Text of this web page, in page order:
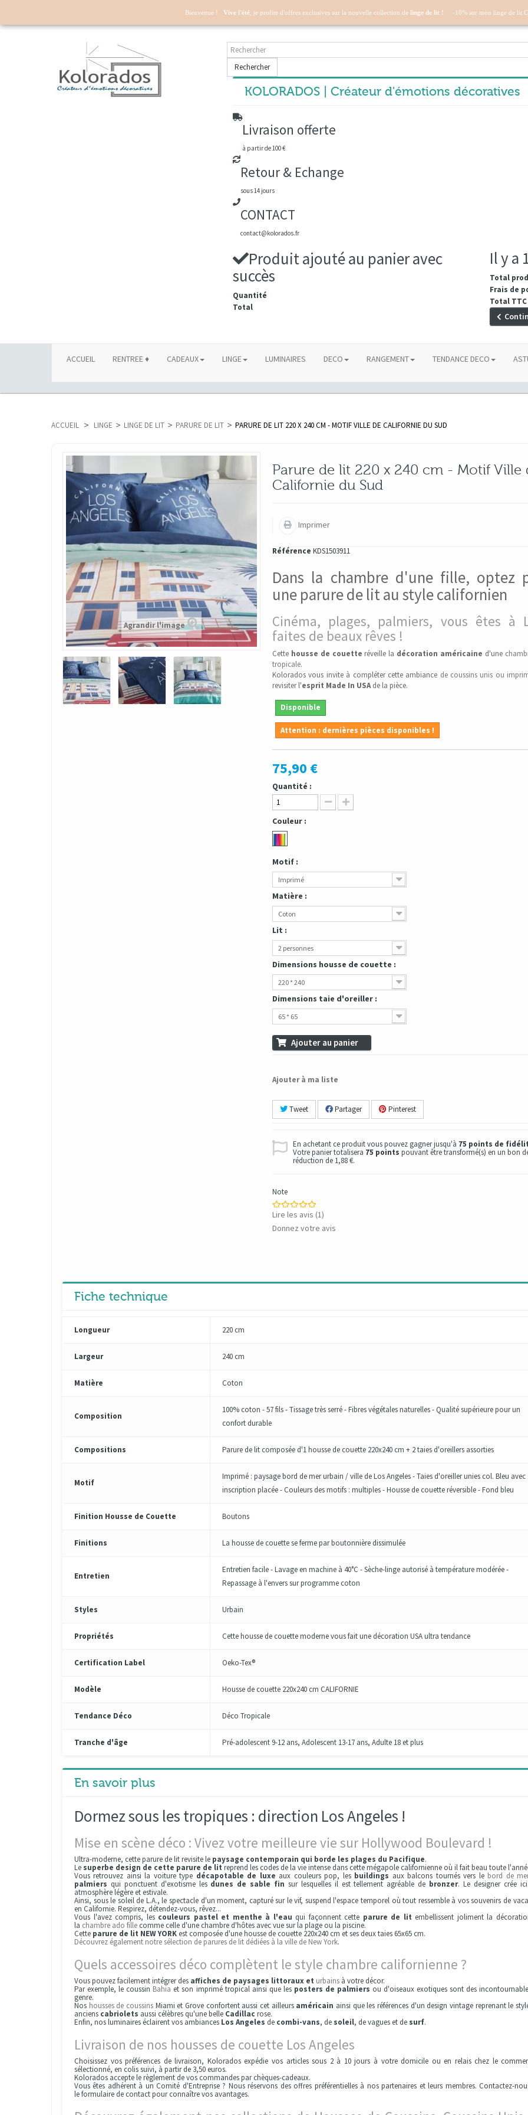
Rechercher
KOLORADOS | Créateur d'émotions décoratives
Livraison offerte
à partir de 100 €
Retour & Echange
sous 14 jours
CONTACT
contact@kolorados.fr
Produit ajouté au panier avec
succès
Quantité
Total
Il y a
Total
Frais de
Total TTC
ACCUEIL RENTREE ♦ CADEAUX LINGE LUMINAIRES DECO RANGEMENT TENDANCE DECO
ACCUEIL > LINGE > LINGE DE LIT > PARURE DE LIT > PARURE DE LIT 220 X 240 CM - MOTIF VILLE DE CALIFORNIE DU SUD
Agrandir l'image
Parure de lit 220 x 240 cm - Motif Ville
Californie du Sud
Imprimer
Référence KDS1503911
Dans la chambre d'une fille, optez
une parure de lit au style californien
Cinéma, plages, palmiers, vous êtes à
faites de beaux rêves !
Cette housse de couette réveille la décoration américaine d'une
tropicale.
Kolorados vous invite à compléter cette ambiance de coussins unis ou
revisiter l'esprit Made In USAde la pièce.
Disponible
Attention : dernières pièces disponibles !
75,90 €
Quantité :
Couleur :
Motif :
Imprimé
Matière :
Coton
Lit :
2 personnes
Dimensions housse de couette :
220 * 240
Dimensions taie d'oreiller :
65 * 65
Ajouter au panier
Ajouter à ma liste
Tweet Partager Pinterest
En achetant ce produit vous pouvez gagner jusqu'à 75 points de
Votre panier totalisera 75 points pouvant être transformé(s) en un bon
réduction de 1,88 €.
Note
Lire les avis (1)
Donnez votre avis
Fiche technique
Longueur 220 cm
Largeur 240 cm
Matière Coton
Composition
100% coton - 57 fils - Tissage très serré - Fibres végétales naturelles - Qualité supérieure pour un
confort durable
Compositions Parure de lit composée d'1 housse de couette 220x240 cm + 2 taies d'oreillers assorties
Motif
Imprimé : paysage bord de mer urbain / ville de Los Angeles - Taies d'oreiller unies col. Bleu avec
inscription placée - Couleurs des motifs : multiples - Housse de couette réversible - Fond bleu
Finition Housse de Couette Boutons
Finitions La housse de couette se ferme par boutonnière dissimulée
Entretien
Entretien facile - Lavage en machine à 40°C - Sèche-linge autorisé à température modérée -
Repassage à l'envers sur programme coton
Styles Urbain
Propriétés Cette housse de couette moderne vous fait une décoration USA ultra tendance
Certification Label Oeko-Tex®
Modèle Housse de couette 220x240 cm CALIFORNIE
Tendance Déco Déco Tropicale
Tranche d'âge Pré-adolescent 9-12 ans, Adolescent 13-17 ans, Adulte 18 et plus
En savoir plus
Dormez sous les tropiques : direction Los Angeles !
Mise en scène déco : Vivez votre meilleure vie sur Hollywood Boulevard !
Ultra-moderne, cette parure de lit revisite le paysage contemporain qui borde les plages du Pacifique.
Le superbe design de cette parure de lit reprend les codes de la vie intense dans cette mégapole californienne où il fait beau toute
Vous retrouvez ainsi la voiture type décapotable de luxe aux couleurs pop, les buildings aux balcons tournés vers le bord de
palmiers qui ponctuent d'exotisme les dunes de sable fin sur lesquelles il est tellement agréable de bronzer. Le designer crée
atmosphère légère et estivale.
Ainsi, sous le soleil de L.A., le spectacle d'un moment, capturé sur le vif, suspend l'espace temporel où tout ressemble à vos souvenirs de
en Californie. Respirez, détendez-vous, rêvez...
Vous l'avez compris, les couleurs pastel et menthe à l'eau qui façonnent cette parure de lit embellissent joliment la
la chambre ado fille comme celle d'une chambre d'hôtes avec vue sur la plage ou la piscine.
Cette parure de lit NEW YORK est composée d'une housse de couette 220x240 cm et ses deux taies 65x65 cm.
Découvrez également notre sélection de parures de lit dédiées à la ville de New York.
Quels accessoires déco complètent le style chambre californienne ?
Vous pouvez facilement intégrer des affiches de paysages littoraux et urbains à votre décor.
Par exemple, le coussin Bahia et son imprimé tropical ainsi que les posters de palmiers ou d'oiseaux exotiques sont des
genre.
Nos housses de coussins Miami et Grove confortent aussi cet ailleursaméricain ainsi que les références d'un design vintage reprenant le
anciens cabriolets aussi célèbres qu'une belle Cadillac rose.
Enfin, nos luminaires éclairent vos ambiances Los Angeles de combi-vans, de soleil, de vagues et de surf.
Livraison de nos housses de couette Los Angeles
Choisissez vos préférences de livraison, Kolorados expédie vos articles sous 2 à 10 jours à votre domicile ou en relais chez le
sélectionné, en colis suivi, à partir de 3,50 euros.
Kolorados accepte le règlement de vos commandes par chèques-cadeaux.
Vous êtes adhérent à un Comité d'Entreprise ? Nous réservons des offres préférentielles à nos partenaires et leurs membres. Contactez-
le formulaire de contact pour connaître vos avantages.
Bienvenue ! Vive l'été , je profite d'offres exclusives sur la nouvelle collection de linge de lit ! -10% sur mon linge de lit